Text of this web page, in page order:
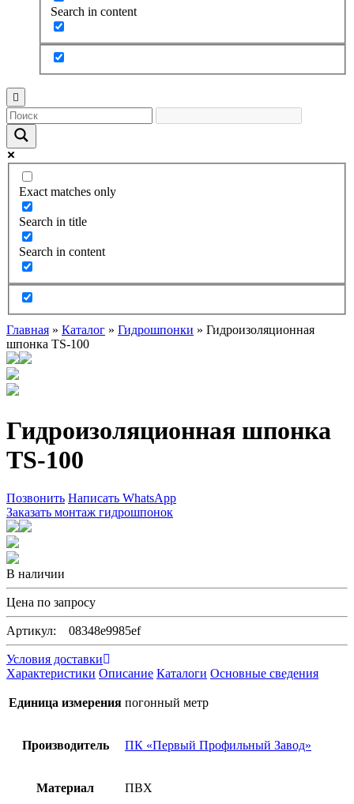
Search in content
Exact matches only
Search in title
Search in content
Главная » Каталог » Гидрошпонки » Гидроизоляционная
шпонка TS-100
Гидроизоляционная шпонка
TS-100
Позвонить Написать WhatsApp
Заказать монтаж гидрошпонок
В наличии
Цена по запросу
Артикул: 08348e9985ef
Условия доставки
Характеристики Описание Каталоги Основные сведения
Единица измерения погонный метр
Производитель ПК «Первый Профильный Завод»
Материал ПВХ